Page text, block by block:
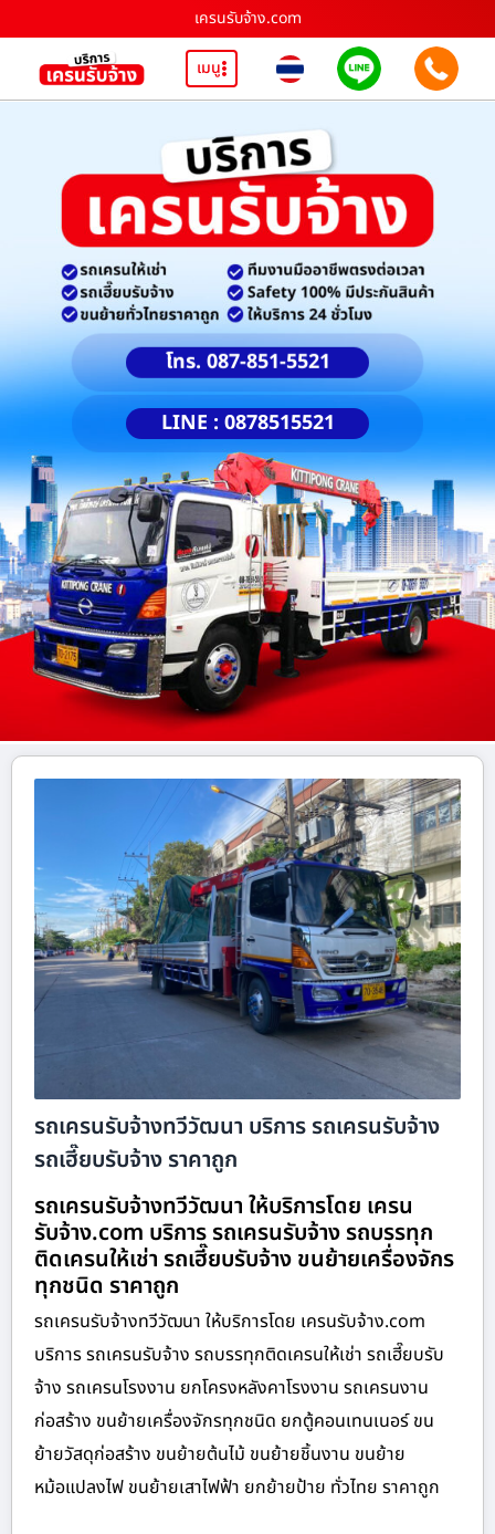
เครนรับจ้าง.com
เมนู
โทร. 087-851-5521
LINE : 0878515521
รถเครนรับจ้างทวีวัฒนา บริการ รถเครนรับจ้าง
รถเฮี๊ยบรับจ้าง ราคาถูก
รถเครนรับจ้างทวีวัฒนา ให้บริการโดย เครน
รับจ้าง.com บริการ รถเครนรับจ้าง รถบรรทุก
ติดเครนให้เช่า รถเฮี๊ยบรับจ้าง ขนย้ายเครื่องจักร
ทุกชนิด ราคาถูก
รถเครนรับจ้างทวีวัฒนา ให้บริการโดย เครนรับจ้าง.com
บริการ รถเครนรับจ้าง รถบรรทุกติดเครนให้เช่า รถเฮี๊ยบรับ
จ้าง รถเครนโรงงาน ยกโครงหลังคาโรงงาน รถเครนงาน
ก่อสร้าง ขนย้ายเครื่องจักรทุกชนิด ยกตู้คอนเทนเนอร์ ขน
ย้ายวัสดุก่อสร้าง ขนย้ายต้นไม้ ขนย้ายชิ้นงาน ขนย้าย
หม้อแปลงไฟ ขนย้ายเสาไฟฟ้า ยกย้ายป้าย ทั่วไทย ราคาถูก